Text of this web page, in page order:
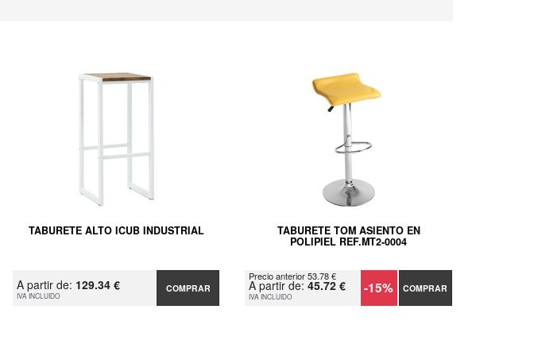
TABURETE ALTO ICUB INDUSTRIAL
A partir de: 129.34 €
IVA INCLUIDO
COMPRAR
TABURETE TOM ASIENTO EN
POLIPIEL REF.MT2-0004
Precio anterior 53.78 €
A partir de:45.72 €
IVA INCLUIDO -15% COMPRAR